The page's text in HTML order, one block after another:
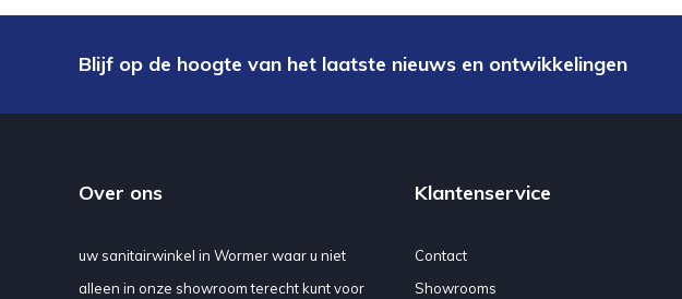
Blijf op de hoogte van het laatste nieuws en ontwikkelingen
Over ons
uw sanitairwinkel in Wormer waar u niet
alleen in onze showroom terecht kunt voor
Klantenservice
Contact
Showrooms